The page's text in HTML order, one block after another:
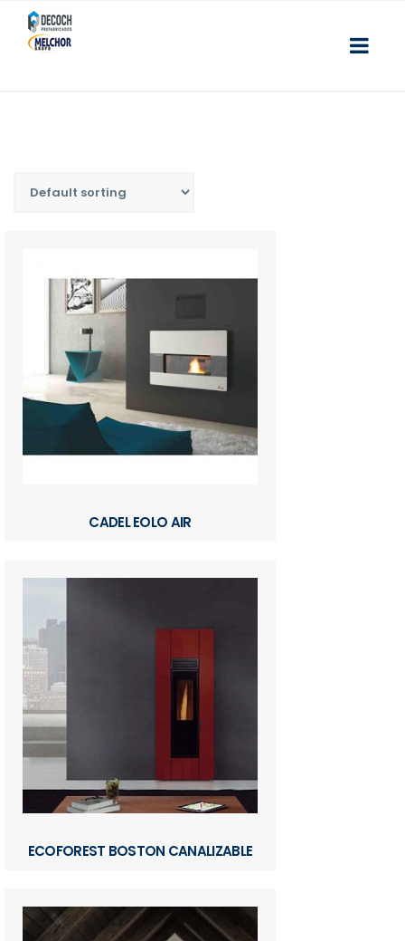
CADEL EOLO AIR
ECOFOREST BOSTON CANALIZABLE